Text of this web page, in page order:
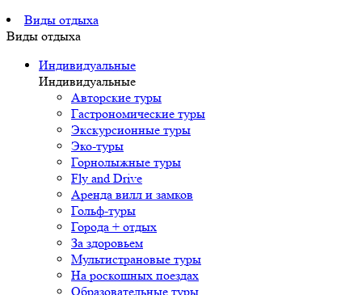
Виды отдыха
Виды отдыха
Индивидуальные
Индивидуальные
Авторские туры
Гастрономические туры
Экскурсионные туры
Эко-туры
Горнолыжные туры
Fly and Drive
Аренда вилл и замков
Гольф-туры
Города + отдых
За здоровьем
Мультистрановые туры
На роскошных поездах
Образовательные туры